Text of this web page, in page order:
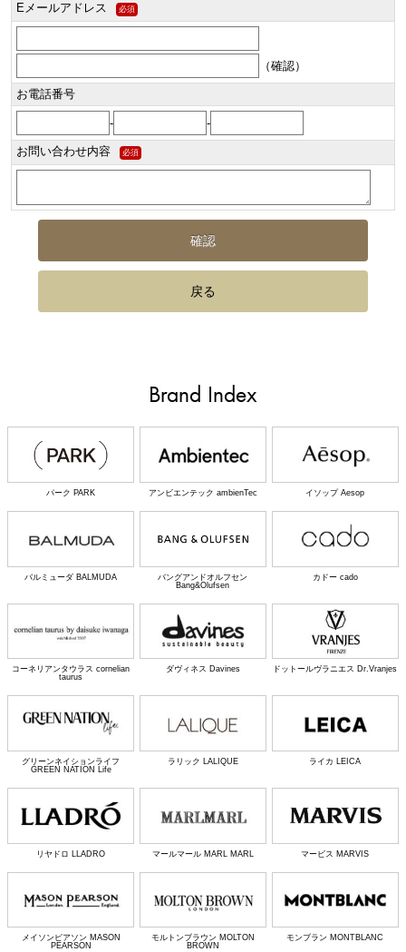
Eメールアドレス 必須
（確認）
お電話番号
- -
お問い合わせ内容 必須
Brand Index
パーク PARK アンビエンテック ambienTec イソップ Aesop
バルミューダ BALMUDA
バングアンドオルフセン
Bang&Olufsen
カドー cado
コーネリアンタウラス cornelian
taurus
ダヴィネス Davines ドットールヴラニエス Dr.Vranjes
グリーンネイションライフ
GREEN NATION Life
ラリック LALIQUE ライカ LEICA
リヤドロ LLADRO マールマール MARL MARL マービス MARVIS
メイソンピアソン MASON
PEARSON
モルトンブラウン MOLTON
BROWN
モンブラン MONTBLANC